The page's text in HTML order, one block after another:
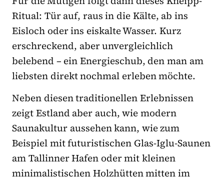
Ritual: Tür auf, raus in die Kälte, ab ins
Eisloch oder ins eiskalte Wasser. Kurz
erschreckend, aber unvergleichlich
belebend – ein Energieschub, den man am
liebsten direkt nochmal erleben möchte.
Neben diesen traditionellen Erlebnissen
zeigt Estland aber auch, wie modern
Saunakultur aussehen kann, wie zum
Beispiel mit futuristischen Glas-Iglu-Saunen
am Tallinner Hafen oder mit kleinen
minimalistischen Holzhütten mitten im